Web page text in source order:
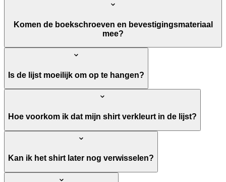
Komen de boekschroeven en bevestigingsmateriaal
mee?
Is de lijst moeilijk om op te hangen?
Hoe voorkom ik dat mijn shirt verkleurt in de lijst?
Kan ik het shirt later nog verwisselen?